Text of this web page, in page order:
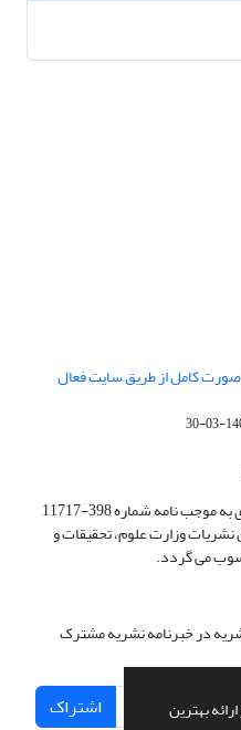
بهترین
کامل از طریق سایت فعال
فصلنامه پژوهش های نوین حقوق اداری به موجب نامه شماره 398-11717
کمیسیون نشریات وزارت علوم، تحقیقات و
می گردد.
در خبرنامه نشریه مشترک
اشتراک